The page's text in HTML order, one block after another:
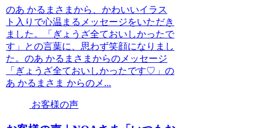
のあ かるまさまから、かわいいイラス
ト入りで心温まるメッセージをいただき
ました。「ぎょうざ全ておいしかったで
す」との言葉に、思わず笑顔になりまし
た。のあ かるまさまからのメッセージ
「ぎょうざ全ておいしかったです♡」の
あ かるまさま からのメ...
お客様の声